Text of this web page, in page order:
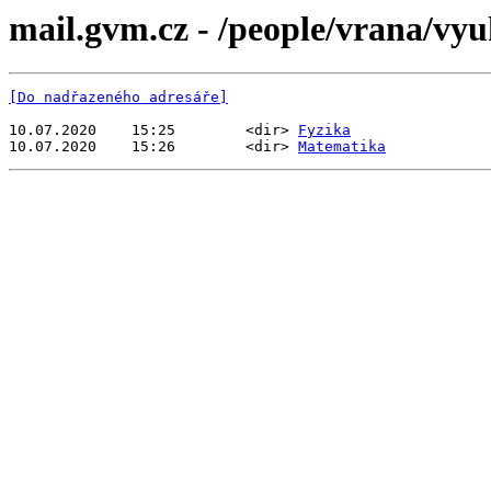
mail.gvm.cz - /people/vrana/
[Do nadřazeného adresáře]
10.07.2020    15:25        <dir> Fyzika
10.07.2020    15:26        <dir> Matematika